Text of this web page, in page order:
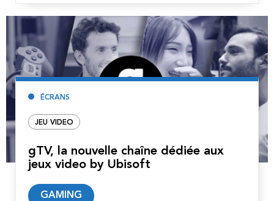
ÉCRANS
JEU VIDEO
gTV, la nouvelle chaîne dédiée aux
jeux video by Ubisoft
GAMING